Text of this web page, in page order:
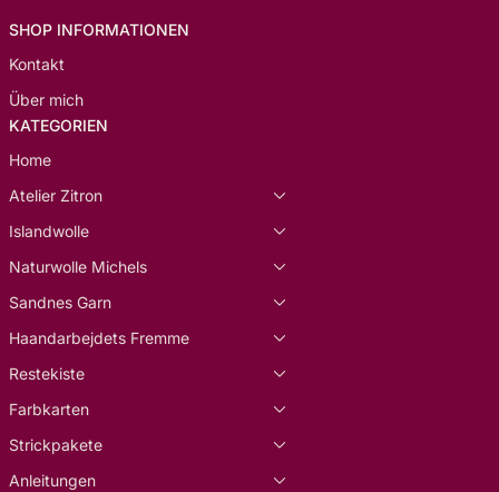
SHOP INFORMATIONEN
Kontakt
Über mich
KATEGORIEN
Home
Atelier Zitron
Islandwolle
Naturwolle Michels
Sandnes Garn
Haandarbejdets Fremme
Restekiste
Farbkarten
Strickpakete
Anleitungen